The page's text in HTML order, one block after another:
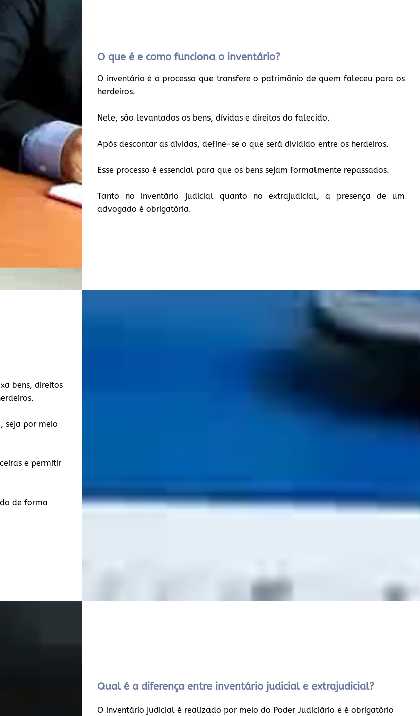
O que é e como funciona o inventário?
O inventário é o processo que transfere o patrimônio de quem faleceu para os
herdeiros.
Nele, são levantados os bens, dívidas e direitos do falecido.
Após descontar as dívidas, define-se o que será dividido entre os herdeiros.
Esse processo é essencial para que os bens sejam formalmente repassados.
Tanto no inventário judicial quanto no extrajudicial, a presença de um
advogado é obrigatória.
bens, direitos
seja por meio
e permitir
de forma
Qual é a diferença entre inventário judicial e extrajudicial?
O inventário judicial é realizado por meio do Poder Judiciário e é obrigatório